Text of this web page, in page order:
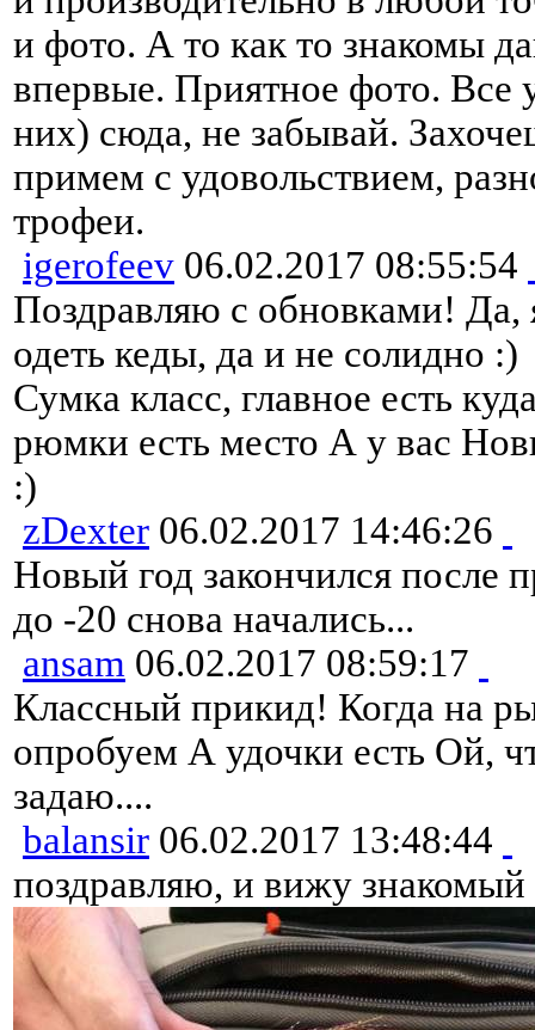
и фото. А то как то знакомы
впервые. Приятное фото. Все
них) сюда, не забывай.
примем с удовольствием,
трофеи.
igerofeev 06.02.2017 08:55:54
Поздравляю с обновками!
одеть кеды, да и не солидно :)
Сумка класс, главное есть
рюмки есть место А у вас
:)
zDexter 06.02.2017 14:46:26
Новый год закончился после
до -20 снова начались...
ansam 06.02.2017 08:59:17
Классный прикид! Когда на
опробуем А удочки есть Ой,
задаю....
balansir 06.02.2017 13:48:44
поздравляю, и вижу знакомый